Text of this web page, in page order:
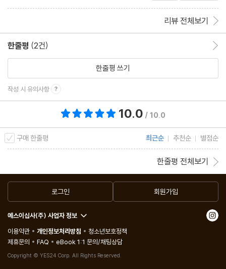
리뷰 전체보기
한줄평 (2건)
한줄평 쓰기
작성 시 유의사항
10.0 / 10.0
구매 한줄평 최근순 추천순 별점순
한줄평 전체보기
로그인 회원가입
예스이십사(주) 사업자 정보
이용약관
개인정보처리방침
청소년보호정책
제휴문의
FAQ eBook 1:1 문의/채팅상담
Copyright © YES24 Corp. All Rights Reserved.